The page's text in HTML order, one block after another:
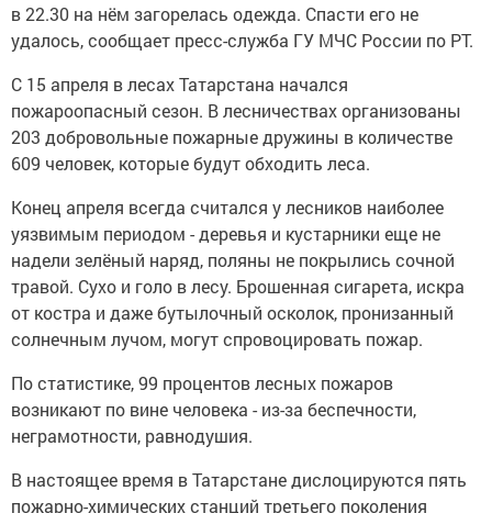
в 22.30 на нём загорелась одежда. Спасти его не
удалось, сообщает пресс-служба ГУ МЧС России по РТ.
С 15 апреля в лесах Татарстана начался
пожароопасный сезон. В лесничествах организованы
203 добровольные пожарные дружины в количестве
609 человек, которые будут обходить леса.
Конец апреля всегда считался у лесников наиболее
уязвимым периодом - деревья и кустарники еще не
надели зелёный наряд, поляны не покрылись сочной
травой. Сухо и голо в лесу. Брошенная сигарета, искра
от костра и даже бутылочный осколок, пронизанный
солнечным лучом, могут спровоцировать пожар.
По статистике, 99 процентов лесных пожаров
возникают по вине человека - из-за беспечности,
неграмотности, равнодушия.
В настоящее время в Татарстане дислоцируются пять
пожарно-химических станций третьего поколения